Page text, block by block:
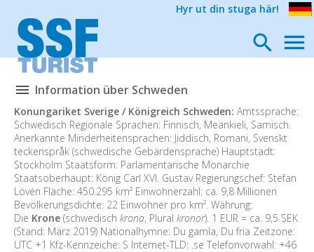
Hyr ut din stuga här!
Information über Schweden
Konungariket Sverige / Königreich Schweden: Amtssprache:
Schwedisch Regionale Sprachen: Finnisch, Meänkieli, Samisch.
Anerkannte Minderheitensprachen: Jiddisch, Romani, Svenskt
teckenspråk (schwedische Gebärdensprache) Hauptstadt:
Stockholm Staatsform: Parlamentarische Monarchie
Staatsoberhaupt: König Carl XVI. Gustav Regierungschef: Stefan
Lövén Fläche: 450.295 km² Einwohnerzahl: ca. 9,8 Millionen
Bevölkerungsdichte: 22 Einwohner pro km². Währung:
Die Krone (schwedisch krona, Plural kronor). 1 EUR = ca. 9,5 SEK
(Stand: März 2019) Nationalhymne: Du gamla, Du fria Zeitzone:
UTC +1 Kfz-Kennzeiche: S Internet-TLD: .se Telefonvorwahl: +46